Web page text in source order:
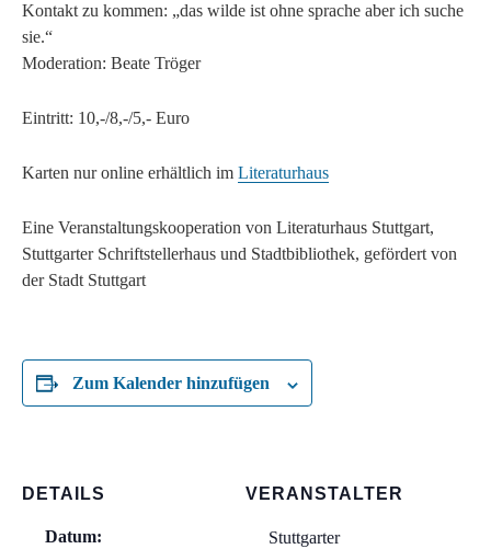
Kontakt zu kommen: „das wilde ist ohne sprache aber ich suche
sie.“
Moderation: Beate Tröger
Eintritt: 10,-/8,-/5,- Euro
Karten nur online erhältlich im Literaturhaus
Eine Veranstaltungskooperation von Literaturhaus Stuttgart,
Stuttgarter Schriftstellerhaus und Stadtbibliothek, gefördert von
der Stadt Stuttgart
Zum Kalender hinzufügen
DETAILS
Datum:
VERANSTALTER
Stuttgarter